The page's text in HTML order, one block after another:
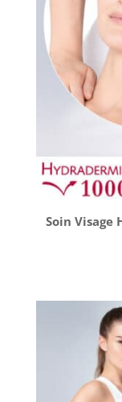
Soin Visage